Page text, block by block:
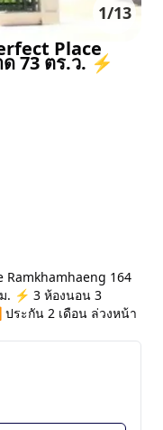
1/13
Place
73 ตร.ว. ⚡
Ramkhamhaeng 164
. ⚡ 3 ห้องนอน 3
ระกัน 2 เดือน ล่วงหน้า